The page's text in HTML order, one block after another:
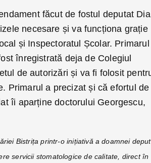
făcut de fostul deputat
necesare și va funcționa grație
și Inspectoratul Școlar. Primarul
înregistrată deja de Colegiul
de autorizări și va fi folosit
Primarul a precizat și că efortul de
îi aparține doctorului Georgescu,
Bistrița printr-o inițiativă a doamnei
servicii stomatologice de calitate, direct în